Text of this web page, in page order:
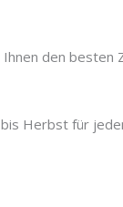
den besten
Herbst für